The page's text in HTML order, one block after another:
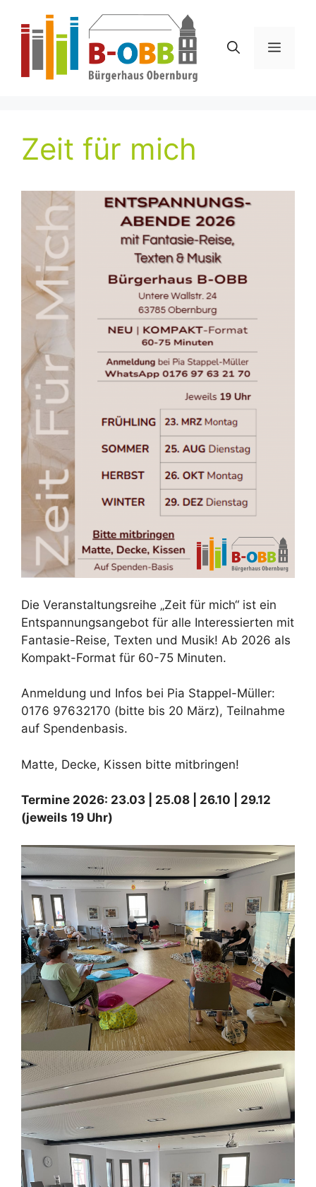
Inhalt
springen
Menü
Zeit für mich
Die Veranstaltungsreihe „Zeit für mich“ ist ein
Entspannungsangebot für alle Interessierten mit
Fantasie-Reise, Texten und Musik! Ab 2026 als
Kompakt-Format für 60-75 Minuten.
Anmeldung und Infos bei Pia Stappel-Müller:
0176 97632170 (bitte bis 20 März), Teilnahme
auf Spendenbasis.
Matte, Decke, Kissen bitte mitbringen!
Termine 2026: 23.03 | 25.08 | 26.10 | 29.12
(jeweils 19 Uhr)